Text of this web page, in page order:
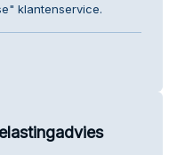
klantenservice.